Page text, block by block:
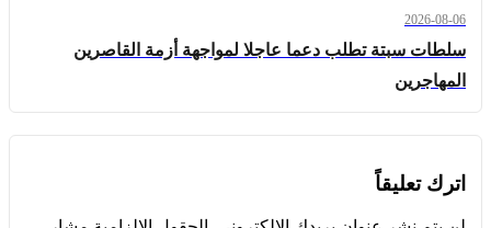
2026-08-06
سلطات سبتة تطلب دعما عاجلا لمواجهة أزمة القاصرين
المهاجرين
اترك تعليقاً